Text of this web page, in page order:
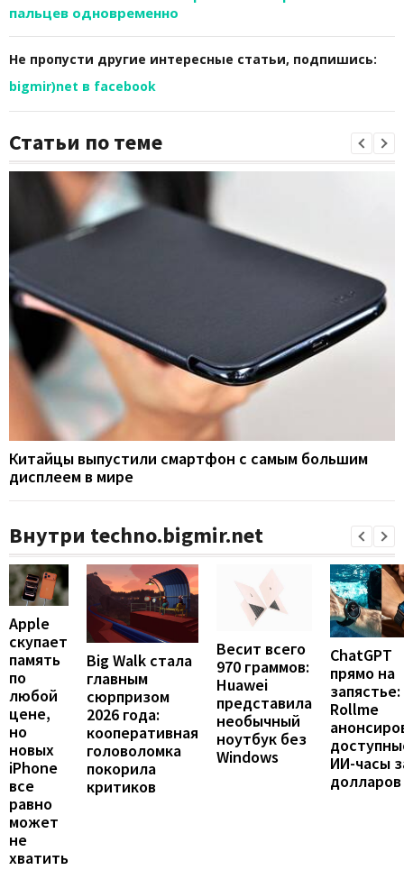
пальцев одновременно
Не пропусти другие интересные статьи, подпишись:
bigmir)net в facebook
Статьи по теме
Китайцы выпустили смартфон с самым большим
дисплеем в мире
Внутри techno.bigmir.net
Apple
скупает
память
по
любой
цене,
но
новых
iPhone
все
равно
может
не
хватить
Big Walk стала
главным
сюрпризом
2026 года:
кооперативная
головоломка
покорила
критиков
Весит всего
970 граммов:
Huawei
представила
необычный
ноутбук без
Windows
ChatGPT
прямо на
запястье:
Rollme
ИИ-часы
долларов